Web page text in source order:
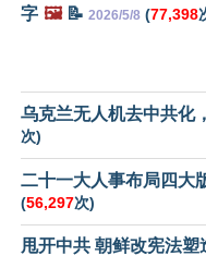
字 🖼️📝 2026/5/8 (77,398
乌克兰无人机去中共化
次)
二十一大人事布局四大
(56,297次)
甩开中共 朝鲜改宪法塑